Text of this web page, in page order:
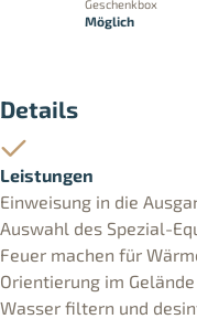
Geschenkbox
Möglich
Details
Leistungen
Einweisung in die
Auswahl des Spezial-
Feuer machen für
Orientierung im Gelände
Wasser filtern und